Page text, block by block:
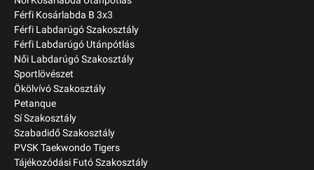
Férfi Kosárlabda B 3x3
Férfi Labdarúgó Szakosztály
Férfi Labdarúgó Utánpótlás
Női Labdarúgó Szakosztály
Sportlövészet
Ökölvívó Szakosztály
Petanque
Sí Szakosztály
Szabadidő Szakosztály
PVSK Taekwondo Tigers
Tájékozódási Futó Szakosztály